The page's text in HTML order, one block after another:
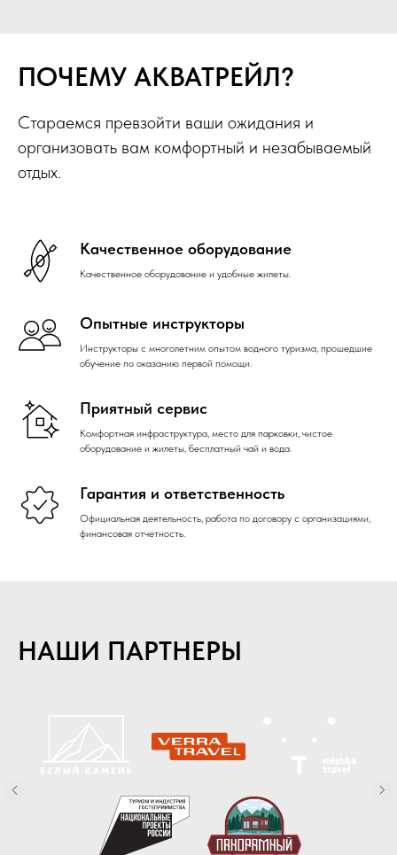
ПОЧЕМУ АКВАТРЕЙЛ?
Стараемся превзойти ваши ожидания и
организовать вам комфортный и незабываемый
отдых.
Качественное оборудование
Качественное оборудование и удобные жилеты.
Опытные инструкторы
Инструкторы с многолетним опытом водного туризма, прошедшие
обучение по оказанию первой помощи.
Приятный сервис
Комфортная инфраструктура, место для парковки, чистое
оборудование и жилеты, бесплатный чай и вода.
Гарантия и ответственность
Официальная деятельность, работа по договору с организациями,
финансовая отчетность.
НАШИ ПАРТНЕРЫ